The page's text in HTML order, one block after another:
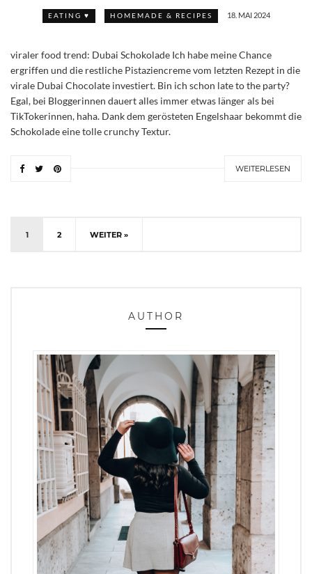
EATING ♥ HOMEMADE & RECIPES 18. MAI 2024
viraler food trend: Dubai Schokolade Ich habe meine Chance
ergriffen und die restliche Pistaziencreme vom letzten Rezept in die
virale Dubai Chocolate investiert. Bin ich schon late to the party?
Egal, bei Bloggerinnen dauert alles immer etwas länger als bei
TikTokerinnen, haha. Dank dem gerösteten Engelshaar bekommt die
Schokolade eine tolle crunchy Textur.
WEITERLESEN
1 2 WEITER »
AUTHOR